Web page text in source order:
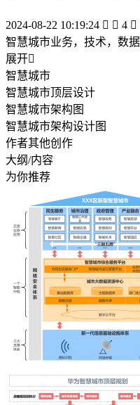
2024-08-22 10:19:24   4 
智慧城市业务，技术，数
展开
智慧城市
智慧城市顶层设计
智慧城市架构图
智慧城市架构设计图
作者其他创作
大纲/内容
为你推荐